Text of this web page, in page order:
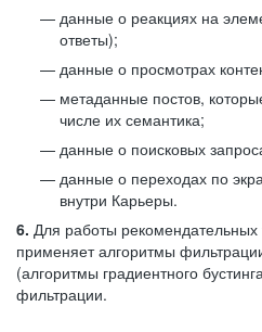
данные о реакциях на
ответы);
данные о просмотрах
метаданные постов,
числе их семантика;
данные о поисковых
данные о переходах по
внутри Карьеры.
6. Для работы
применяет алгоритмы
(алгоритмы градиентного
фильтрации.